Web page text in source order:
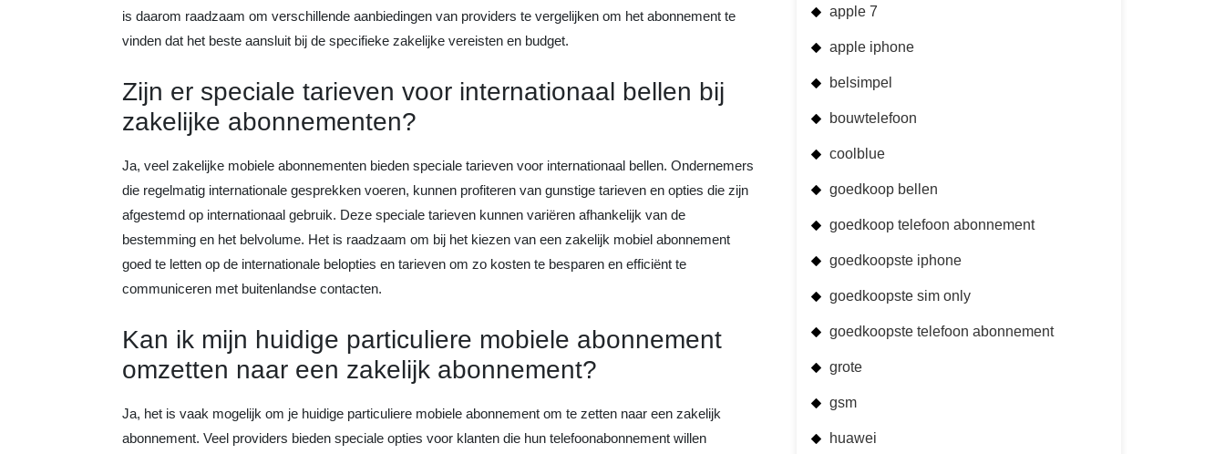
is daarom raadzaam om verschillende aanbiedingen van providers te vergelijken om het abonnement te
vinden dat het beste aansluit bij de specifieke zakelijke vereisten en budget.
Zijn er speciale tarieven voor internationaal bellen bij
zakelijke abonnementen?
Ja, veel zakelijke mobiele abonnementen bieden speciale tarieven voor internationaal bellen. Ondernemers
die regelmatig internationale gesprekken voeren, kunnen profiteren van gunstige tarieven en opties die zijn
afgestemd op internationaal gebruik. Deze speciale tarieven kunnen variëren afhankelijk van de
bestemming en het belvolume. Het is raadzaam om bij het kiezen van een zakelijk mobiel abonnement
goed te letten op de internationale belopties en tarieven om zo kosten te besparen en efficiënt te
communiceren met buitenlandse contacten.
Kan ik mijn huidige particuliere mobiele abonnement
omzetten naar een zakelijk abonnement?
Ja, het is vaak mogelijk om je huidige particuliere mobiele abonnement om te zetten naar een zakelijk
abonnement. Veel providers bieden speciale opties voor klanten die hun telefoonabonnement willen
apple 7
apple iphone
belsimpel
bouwtelefoon
coolblue
goedkoop bellen
goedkoop telefoon abonnement
goedkoopste iphone
goedkoopste sim only
goedkoopste telefoon abonnement
grote
gsm
huawei